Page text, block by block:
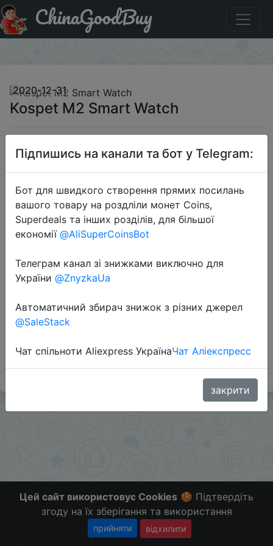
Промокод на знижку BGKPM2 Kospet M2 Smart Watch
ChinaGoodBuy
2020-12-31
Kospet M2 Smart Watch
$18.99
Промокод: "BGKPM2"
Перейти до магазину
Додаткова інформація відсутня.
Слідкуйте за знижками на мобільному, в телеграм
ZnyzhkaUA
Цей сайт використовує Cookies 🍪 Підтвердіть
згоду на їх зберігання та використання
прийняти відхилити
Підпишись на канали та бот у Telegram:
Бот для швидкого створення прямих посилань
вашого товару на роздліли монет Coins,
Superdeals та інших розділів, для більшої
економії @AliSuperCoinsBot
Телеграм канал зі знижками виключно для
України @ZnyzkaUa
Автоматичний збирач знижок з різних джерел
@SaleStack
Чат спільноти Aliexpress УкраїнаЧат Аліекспресс
закрити